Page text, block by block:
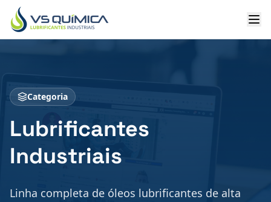
Ir para o conteúdo principal
Categoria
Lubrificantes
Industriais
Linha completa de óleos lubrificantes de alta